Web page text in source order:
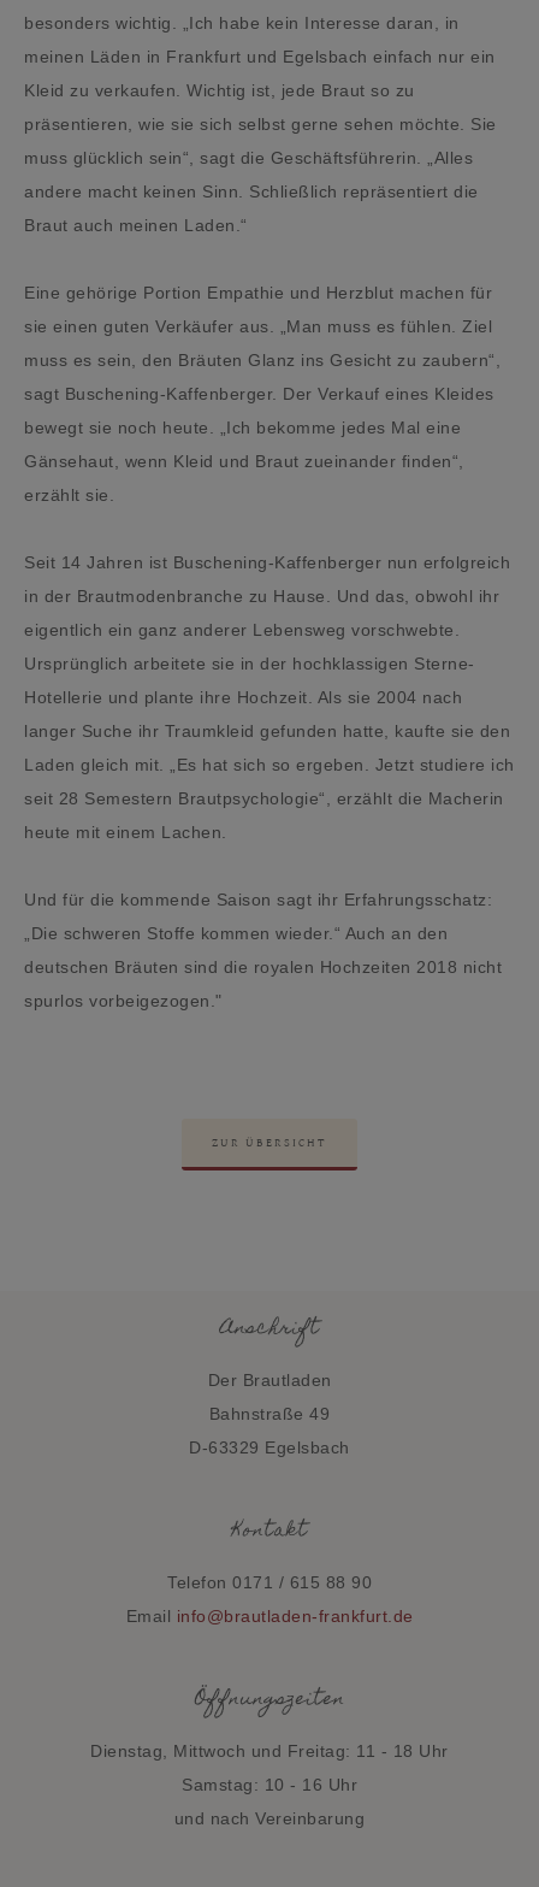
besonders wichtig. „Ich habe kein Interesse daran, in
meinen Läden in Frankfurt und Egelsbach einfach nur ein
Kleid zu verkaufen. Wichtig ist, jede Braut so zu
präsentieren, wie sie sich selbst gerne sehen möchte. Sie
muss glücklich sein“, sagt die Geschäftsführerin. „Alles
andere macht keinen Sinn. Schließlich repräsentiert die
Braut auch meinen Laden.“
Eine gehörige Portion Empathie und Herzblut machen für
sie einen guten Verkäufer aus. „Man muss es fühlen. Ziel
muss es sein, den Bräuten Glanz ins Gesicht zu zaubern“,
sagt Buschening-Kaffenberger. Der Verkauf eines Kleides
bewegt sie noch heute. „Ich bekomme jedes Mal eine
Gänsehaut, wenn Kleid und Braut zueinander finden“,
erzählt sie.
Seit 14 Jahren ist Buschening-Kaffenberger nun erfolgreich
in der Brautmodenbranche zu Hause. Und das, obwohl ihr
eigentlich ein ganz anderer Lebensweg vorschwebte.
Ursprünglich arbeitete sie in der hochklassigen Sterne-
Hotellerie und plante ihre Hochzeit. Als sie 2004 nach
langer Suche ihr Traumkleid gefunden hatte, kaufte sie den
Laden gleich mit. „Es hat sich so ergeben. Jetzt studiere ich
seit 28 Semestern Brautpsychologie“, erzählt die Macherin
heute mit einem Lachen.
Und für die kommende Saison sagt ihr Erfahrungsschatz:
„Die schweren Stoffe kommen wieder.“ Auch an den
deutschen Bräuten sind die royalen Hochzeiten 2018 nicht
spurlos vorbeigezogen."
ZUR ÜBERSICHT
Anschrift
Der Brautladen
Bahnstraße 49
D-63329 Egelsbach
Kontakt
Telefon 0171 / 615 88 90
Email info@brautladen-frankfurt.de
Öffnungszeiten
Dienstag, Mittwoch und Freitag: 11 - 18 Uhr
Samstag: 10 - 16 Uhr
und nach Vereinbarung